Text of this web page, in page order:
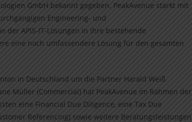
GmbH bekannt gegeben. PeakAvenue stärkt mit
Engineering- und
der APIS-IT-Lösungen in ihre bestehende
eine noch umfassendere Lösung für den gesamten
in Deutschland um die Partner Harald Weiß
Müller (Commercial) hat PeakAvenue im Rahmen der
eine Financial Due Diligence, eine Tax Due
Referencing) sowie weitere Beratungsleistungen